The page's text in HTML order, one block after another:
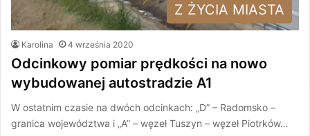
Z ŻYCIA MIASTA
Karolina 4 września 2020
Odcinkowy pomiar prędkości na nowo
wybudowanej autostradzie A1
W ostatnim czasie na dwóch odcinkach: „D” – Radomsko –
granica województwa i „A” – węzeł Tuszyn – węzeł Piotrków…